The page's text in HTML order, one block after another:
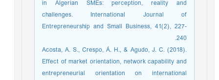
in Algerian SMEs: perception, reality and
challenges. International Journal of
Entrepreneurship and Small Business, 41(2), 227-
240.
Acosta, A. S., Crespo, Á. H., & Agudo, J. C. (2018).
Effect of market orientation, network capability and
entrepreneurial orientation on international